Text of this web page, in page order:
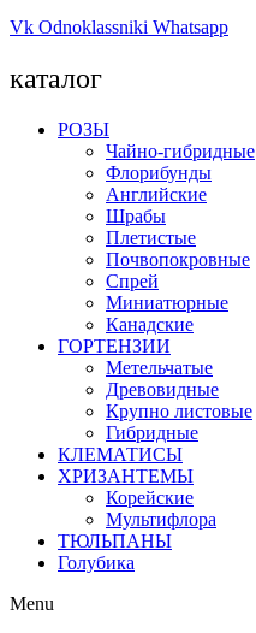
Vk Odnoklassniki Whatsapp
каталог
РОЗЫ
Чайно-гибридные
Флорибунды
Английские
Шрабы
Плетистые
Почвопокровные
Спрей
Миниатюрные
Канадские
ГОРТЕНЗИИ
Метельчатые
Древовидные
Крупно листовые
Гибридные
КЛЕМАТИСЫ
ХРИЗАНТЕМЫ
Корейские
Мультифлора
ТЮЛЬПАНЫ
Голубика
Menu